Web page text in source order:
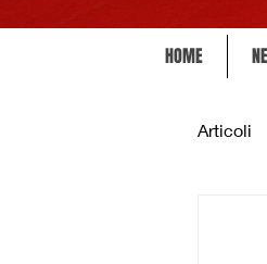
HOME
Articoli